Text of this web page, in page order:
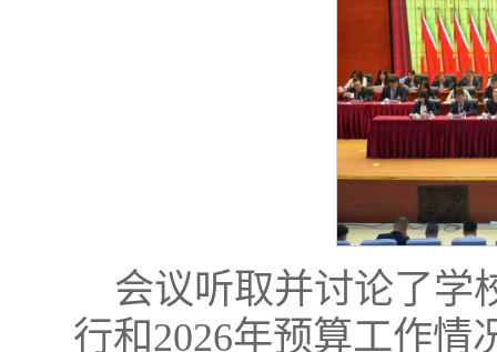
会议听取并讨论了学
行和2026年预算工作情